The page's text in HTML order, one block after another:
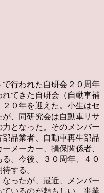
で行われた自研会２０周年
てきた自研会（自動車補
０年を迎えた。小生はセ
、同研究会は自動車リサ
となった。そのメンバー
品業者、自動車再生部品
メーカー、損保関係者、
。今後、３０周年、４０
する。
なったが、最近、メンバー